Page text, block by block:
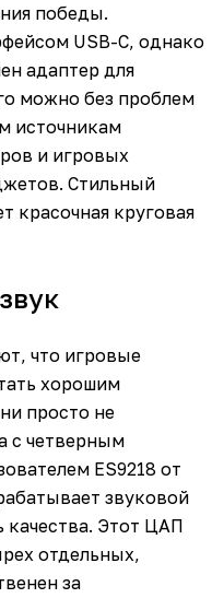
победы.
USB-C, однако
адаптер для
можно без проблем
источникам
и игровых
Стильный
красочная круговая
что игровые
хорошим
просто не
с четверным
ES9218 от
звуковой
качества. Этот ЦАП
отдельных,
за